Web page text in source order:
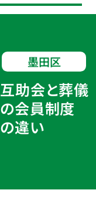
墨田区
互助会と葬儀
の会員制度
の違い